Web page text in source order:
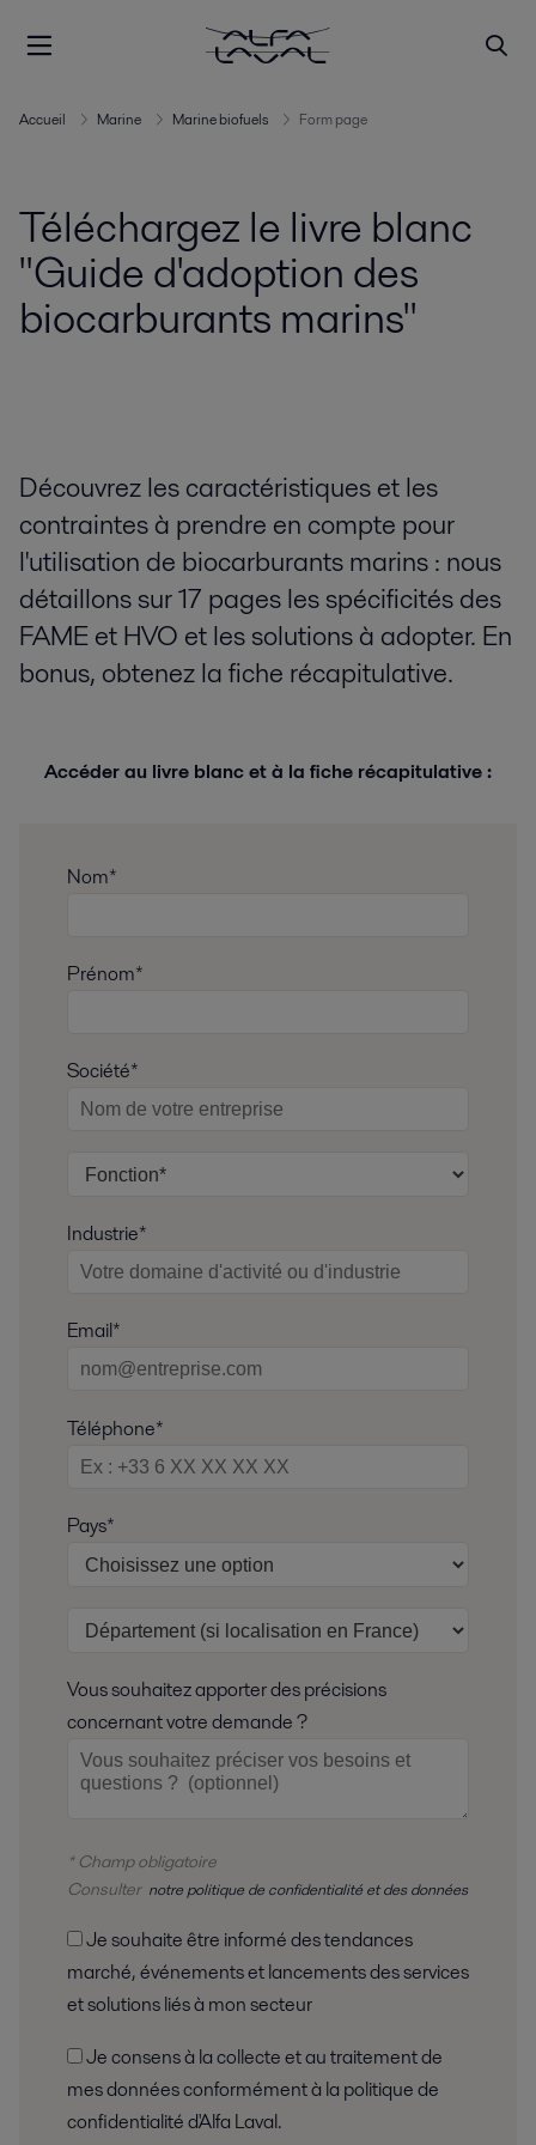
Accueil Marine Marine biofuels Form page
Téléchargez le livre blanc
"Guide d'adoption des
biocarburants marins"
Découvrez les caractéristiques et les
contraintes à prendre en compte pour
l'utilisation de biocarburants marins : nous
détaillons sur 17 pages les spécificités des
FAME et HVO et les solutions à adopter. En
bonus, obtenez la fiche récapitulative.
Accéder au livre blanc et à la fiche récapitulative :
Nom*
Prénom*
Société*
Industrie*
Email*
Téléphone*
Pays*
Vous souhaitez apporter des précisions
concernant votre demande ?
* Champ obligatoire
Consulter notre politique de confidentialité et des données
marché, événements et lancements des services
et solutions liés à mon secteur
mes données conformément à la politique de
confidentialité d'Alfa Laval.